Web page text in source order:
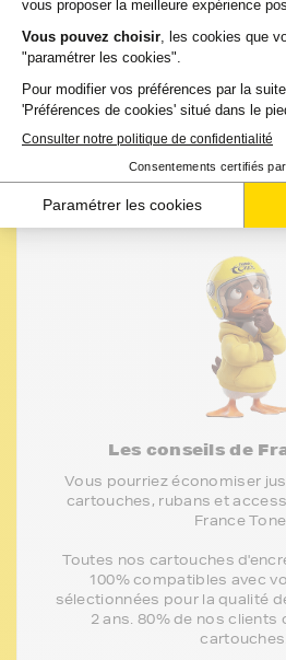
-
Ajouter au
Les conseils de
Vous pourriez économiser
cartouches, rubans et
France
Toutes nos cartouches
100% compatibles avec
sélectionnées pour la qualité
2 ans. 80% de nos clients
cartouches.